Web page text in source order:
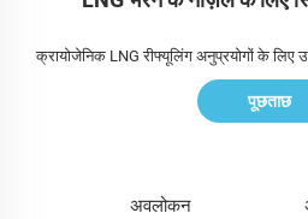
क्रायोजेनिक LNG रीफ्यूलिंग अनुप्रयोगों के लिए
पूछताछ
अवलोकन